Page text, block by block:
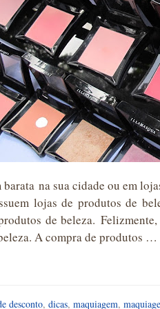
na sua cidade ou em
lojas de produtos de
de beleza.
A compra de produtos …
desconto, dicas, maquiagem,